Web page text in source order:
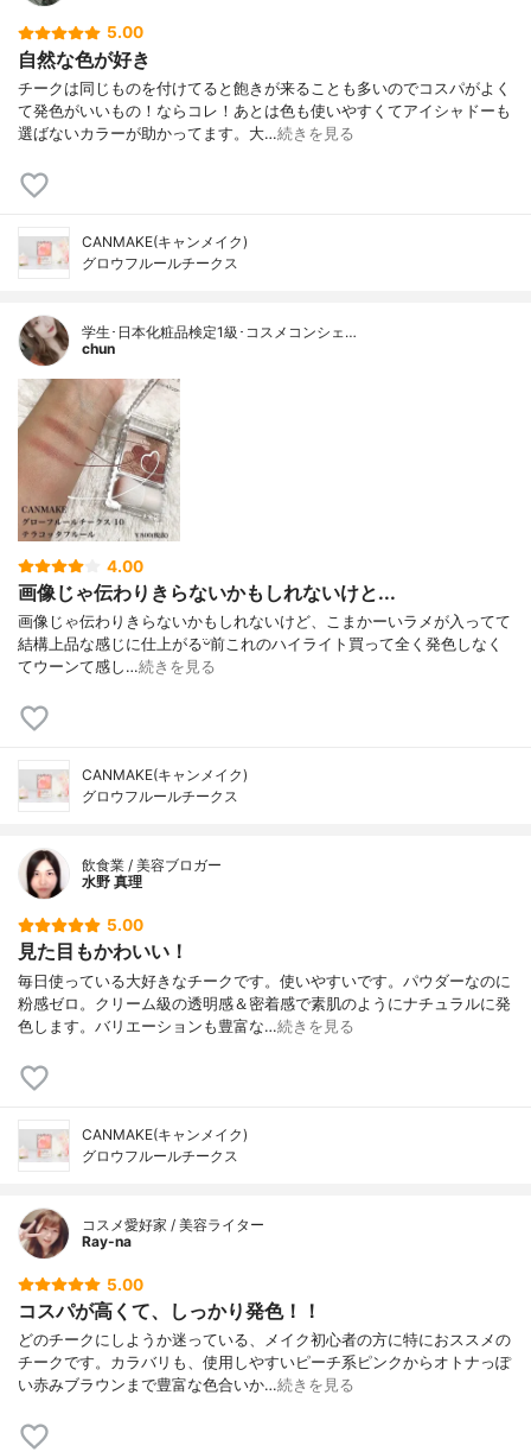
5.00
自然な色が好き
チークは同じものを付けてると飽きが来ることも多いのでコスパがよく
て発色がいいもの！ならコレ！あとは色も使いやすくてアイシャドーも
選ばないカラーが助かってます。大…続きを見る
CANMAKE(キャンメイク)
グロウフルールチークス
学生･日本化粧品検定1級･コスメコンシェ…
chun
4.00
画像じゃ伝わりきらないかもしれないけと...
画像じゃ伝わりきらないかもしれないけど、こまかーいラメが入ってて
結構上品な感じに仕上がるᵕ̈ㅤㅤㅤ前これのハイライト買って全く発色しなく
てウーンて感し…続きを見る
CANMAKE(キャンメイク)
グロウフルールチークス
飲食業 / 美容ブロガー
水野 真理
5.00
見た目もかわいい！
毎日使っている大好きなチークです。使いやすいです。パウダーなのに
粉感ゼロ。クリーム級の透明感＆密着感で素肌のようにナチュラルに発
色します。バリエーションも豊富な…続きを見る
CANMAKE(キャンメイク)
グロウフルールチークス
コスメ愛好家 / 美容ライター
Ray-na
5.00
コスパが高くて、しっかり発色！！
どのチークにしようか迷っている、メイク初心者の方に特におススメの
チークです。カラバリも、使用しやすいピーチ系ピンクからオトナっぽ
い赤みブラウンまで豊富な色合いか…続きを見る